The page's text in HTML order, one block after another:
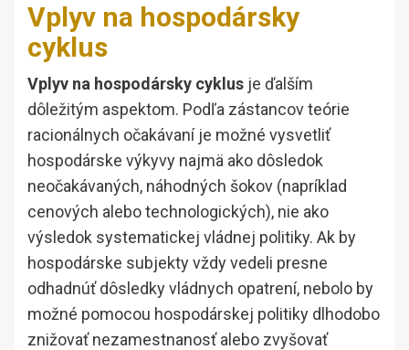
Vplyv na hospodársky
cyklus
Vplyv na hospodársky cyklus je ďalším
dôležitým aspektom. Podľa zástancov teórie
racionálnych očakávaní je možné vysvetliť
hospodárske výkyvy najmä ako dôsledok
neočakávaných, náhodných šokov (napríklad
cenových alebo technologických), nie ako
výsledok systematickej vládnej politiky. Ak by
hospodárske subjekty vždy vedeli presne
odhadnúť dôsledky vládnych opatrení, nebolo by
možné pomocou hospodárskej politiky dlhodobo
znižovať nezamestnanosť alebo zvyšovať